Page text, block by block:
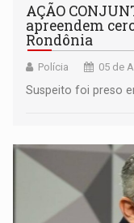
AÇÃO
apreendem
Rondônia
Polícia 05 de
Suspeito foi preso